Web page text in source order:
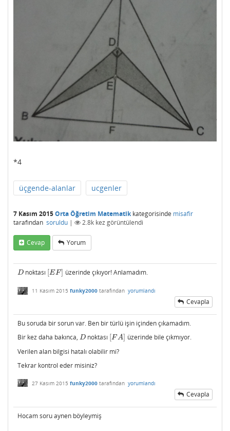
*4
üçgende-alanlar ucgenler
7 Kasım 2015Orta Öğretim Matematikkategorisinde misafir
tarafından soruldu | 2.8k kez görüntülendi
Cevap Yorum
D
D noktası [EF]
[EF] üzerinde çıkıyor! Anlamadım.
11 Kasım 2015 funky2000 tarafından yorumlandı
Cevapla
Bu soruda bir sorun var. Ben bir türlü işin içinden çıkamadım.
Bir kez daha bakınca, D
D noktası [FA]
[FA]
üzerinde bile çıkmıyor.
Verilen alan bilgisi hatalı olabilir mi?
Tekrar kontrol eder misiniz?
27 Kasım 2015 funky2000 tarafından yorumlandı
Cevapla
Hocam soru aynen böyleymiş